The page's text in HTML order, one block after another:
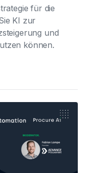
für die
KI zur
und
können.